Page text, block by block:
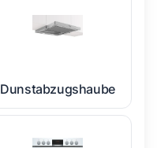
Dunstabzugshaube